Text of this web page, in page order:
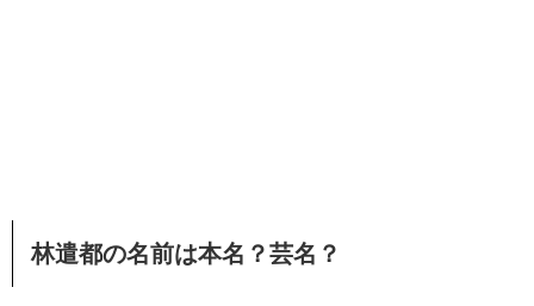
林遣都の名前は本名？芸名？